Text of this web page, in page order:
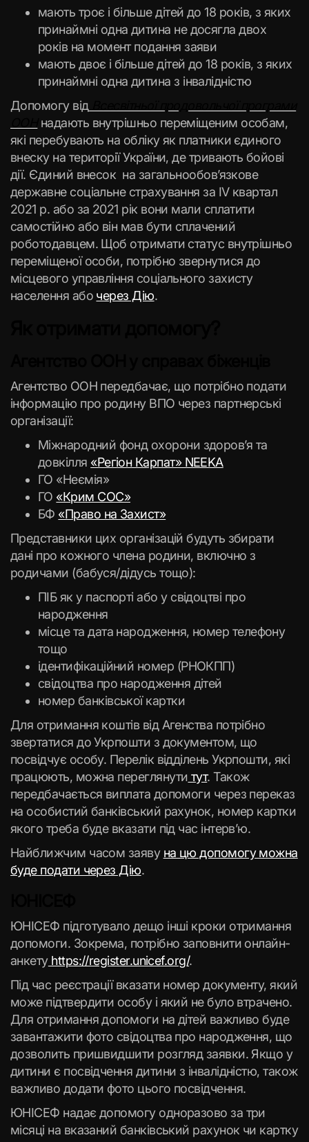
мають троє і більше дітей до 18 років, з яких
принаймні одна дитина не досягла двох
років на момент подання заяви
мають двоє і більше дітей до 18 років, з яких
принаймні одна дитина з інвалідністю
Допомогу від
надають внутрішньо переміщеним особам,
які перебувають на обліку як платники єдиного
внеску на території України, де тривають бойові
дії. Єдиний внесок на загальнообов’язкове
державне соціальне страхування за IV квартал
2021 р. або за 2021 рік вони мали сплатити
самостійно або він мав бути сплачений
роботодавцем. Щоб отримати статус внутрішньо
переміщеної особи, потрібно звернутися до
місцевого управління соціального захисту
населення або через Дію.
Агентство ООН передбачає, що потрібно подати
інформацію про родину ВПО через партнерські
організації:
Міжнародний фонд охорони здоров’я та
довкілля «Регіон Карпат» NEEKA
ГО «Неємія»
ГО «Крим СОС»
БФ «Право на Захист»
Представники цих організацій будуть збирати
дані про кожного члена родини, включно з
родичами (бабуся/дідусь тощо):
ПІБ як у паспорті або у свідоцтві про
народження
місце та дата народження, номер телефону
тощо
ідентифікаційний номер (РНОКПП)
свідоцтва про народження дітей
номер банківської картки
Для отримання коштів від Агенства потрібно
звертатися до Укрпошти з документом, що
посвідчує особу. Перелік відділень Укрпошти, які
працюють, можна переглянути тут. Також
передбачається виплата допомоги через переказ
на особистий банківський рахунок, номер картки
якого треба буде вказати під час інтерв’ю.
Найближчим часом заяву на цю допомогу можна
буде подати через Дію.
ЮНІСЕФ підготувало дещо інші кроки отримання
допомоги. Зокрема, потрібно заповнити онлайн-
анкетуhttps://register.unicef.org/.
Під час реєстрації вказати номер документу, який
може підтвердити особу і який не було втрачено.
Для отримання допомоги на дітей важливо буде
завантажити фото свідоцтва про народження, що
дозволить пришвидшити розгляд заявки. Якщо у
дитини є посвідчення дитини з інвалідністю, також
важливо додати фото цього посвідчення.
ЮНІСЕФ надає допомогу одноразово за три
місяці на вказаний банківський рахунок чи картку